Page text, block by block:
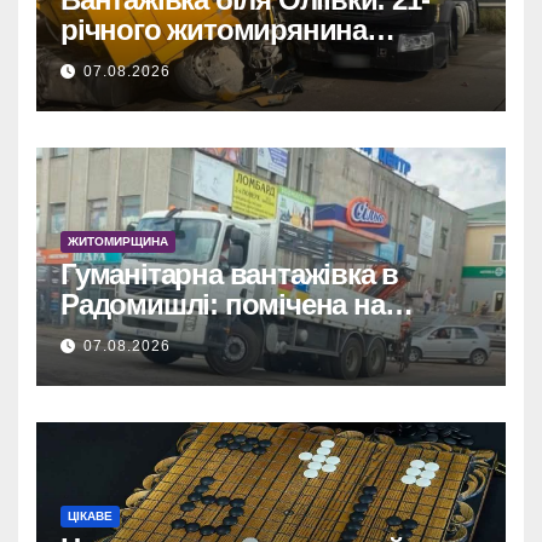
річного житомирянина
травмовано
07.08.2026
ЖИТОМИРЩИНА
Гуманітарна вантажівка в
Радомишлі: помічена на
будівництві приватного
об’єкта.
07.08.2026
ЦІКАВЕ